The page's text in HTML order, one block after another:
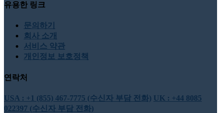
유용한 링크
문의하기
회사 소개
서비스 약관
개인정보 보호정책
연락처
USA : +1 (855) 467-7775 (수신자 부담 전화) UK : +44 8085
022397 (수신자 부담 전화)